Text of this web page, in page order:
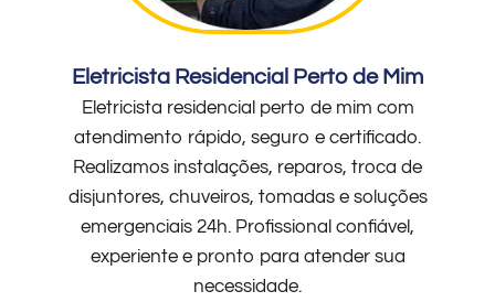
Eletricista Residencial Perto de Mim
Eletricista residencial perto de mim com
atendimento rápido, seguro e certificado.
Realizamos instalações, reparos, troca de
disjuntores, chuveiros, tomadas e soluções
emergenciais 24h. Profissional confiável,
experiente e pronto para atender sua
necessidade.